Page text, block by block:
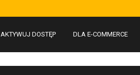
AKTYWUJ DOSTĘP DLA E-COMMERCE